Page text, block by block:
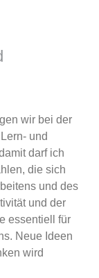
wir bei der
und
darf ich
die sich
und des
und der
essentiell für
Neue Ideen
wird